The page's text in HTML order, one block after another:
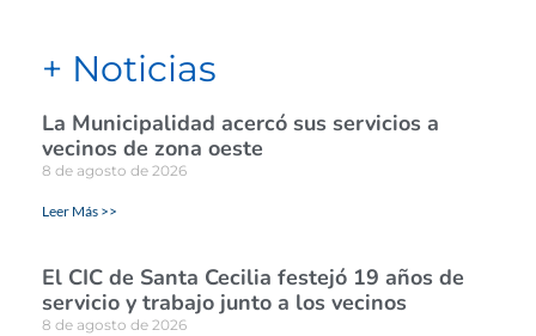
+ Noticias
La Municipalidad acercó sus servicios a
vecinos de zona oeste
8 de agosto de 2026
Leer Más >>
El CIC de Santa Cecilia festejó 19 años de
servicio y trabajo junto a los vecinos
8 de agosto de 2026